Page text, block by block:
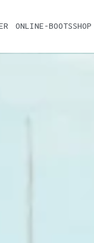
ONLINE-BOOTSSHOP